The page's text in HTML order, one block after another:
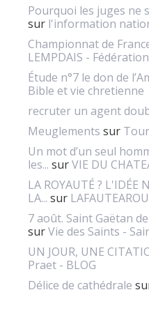
Pourquoi les juges ne
sur l'information
Championnat de
LEMPDAIS -
Étude n°7 le don de
Bible et vie chretienne
recruter un agent
Meuglements sur
Un mot d’un seul
les... surVIE DU
LA ROYAUTÉ ? L'IDÉE
LA... sur
7 août. Saint Gaëtan
surVie des Saints -
UN JOUR, UNE
Praet - BLOG
Délice de cathédrale